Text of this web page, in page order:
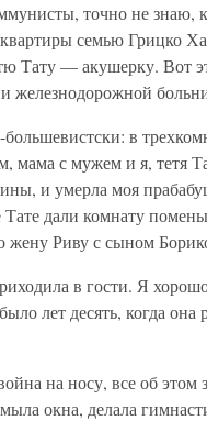
точно не знаю,
семью Грицко
Тату — акушерку. Вот
железнодорожной
в
с мужем и я, тетя
и умерла моя
дали комнату
Риву с сыном
в гости. Я
лет десять, когда она
на носу, все об этом
окна, делала